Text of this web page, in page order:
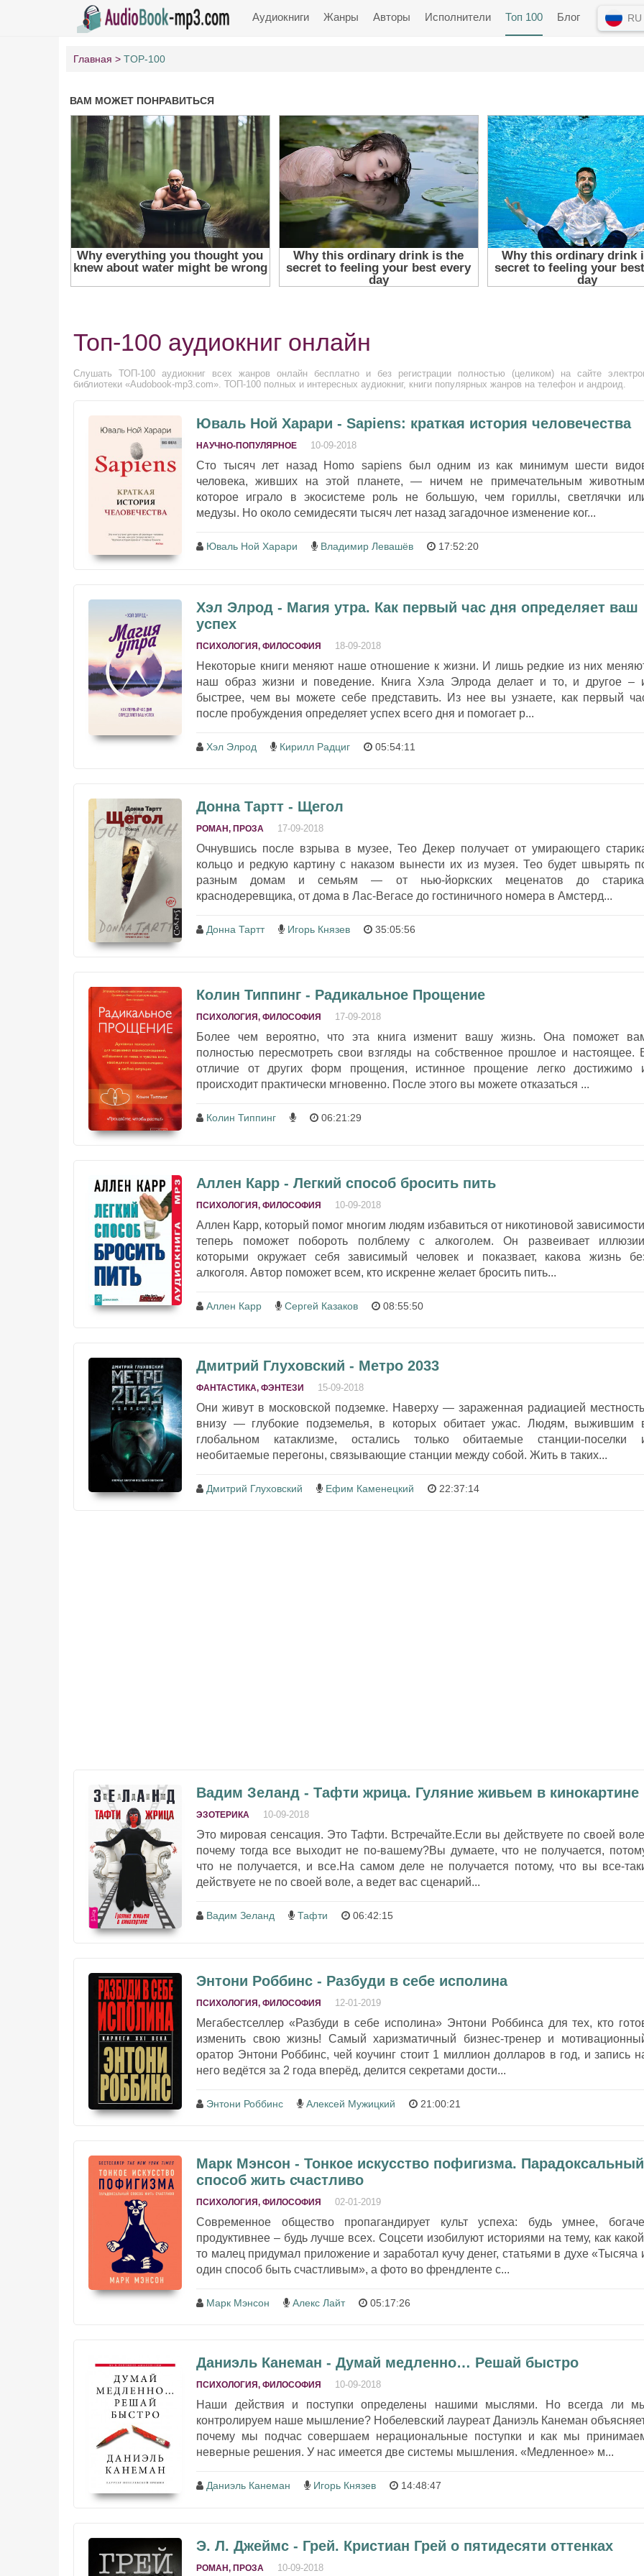
Аудиокниги Жанры Авторы Исполнители Топ 100 Блог RU
Главная TOP-100
Топ-100 аудиокниг онлайн
Слушать ТОП-100 аудиокниг всех жанров онлайн бесплатно и без регистрации полностью (целиком) на сайте
библиотеки «Audobook-mp3.com». ТОП-100 полных и интересных аудиокниг, книги популярных жанров на телефон и андроид.
Юваль Ной Харари - Sapiens: краткая история человечества
НАУЧНО-ПОПУЛЯРНОЕ 10-09-2018
Сто тысяч лет назад Homo sapiens был одним из как минимум шести
человека, живших на этой планете, — ничем не примечательным
которое играло в экосистеме роль не большую, чем гориллы, светлячки
медузы. Но около семидесяти тысяч лет назад загадочное изменение ког...
Юваль Ной Харари Владимир Левашёв 17:52:20
Хэл Элрод - Магия утра. Как первый час дня определяет ваш
успех
ПСИХОЛОГИЯ, ФИЛОСОФИЯ 18-09-2018
Некоторые книги меняют наше отношение к жизни. И лишь редкие из них
наш образ жизни и поведение. Книга Хэла Элрода делает и то, и другое –
быстрее, чем вы можете себе представить. Из нее вы узнаете, как первый
после пробуждения определяет успех всего дня и помогает р...
Хэл Элрод Кирилл Радциг 05:54:11
Донна Тартт - Щегол
РОМАН, ПРОЗА 17-09-2018
Очнувшись после взрыва в музее, Тео Декер получает от умирающего
кольцо и редкую картину с наказом вынести их из музея. Тео будет швырять
разным домам и семьям — от нью-йоркских меценатов до
краснодеревщика, от дома в Лас-Вегасе до гостиничного номера в Амстерд...
Донна Тартт Игорь Князев 35:05:56
Колин Типпинг - Радикальное Прощение
ПСИХОЛОГИЯ, ФИЛОСОФИЯ 17-09-2018
Более чем вероятно, что эта книга изменит вашу жизнь. Она поможет
полностью пересмотреть свои взгляды на собственное прошлое и настоящее.
отличие от других форм прощения, истинное прощение легко достижимо
происходит практически мгновенно. После этого вы можете отказаться ...
Колин Типпинг 06:21:29
Аллен Карр - Легкий способ бросить пить
ПСИХОЛОГИЯ, ФИЛОСОФИЯ 10-09-2018
Аллен Карр, который помог многим людям избавиться от никотиновой
теперь поможет побороть полблему с алкоголем. Он развеивает
которыми окружает себя зависимый человек и показвает, какова жизнь
алкоголя. Автор поможет всем, кто искренне желает бросить пить...
Аллен Карр Сергей Казаков 08:55:50
Дмитрий Глуховский - Метро 2033
ФАНТАСТИКА, ФЭНТЕЗИ 15-09-2018
Они живут в московской подземке. Наверху — зараженная радиацией
внизу — глубокие подземелья, в которых обитает ужас. Людям, выжившим
глобальном катаклизме, остались только обитаемые станции-поселки
необитаемые перегоны, связывающие станции между собой. Жить в таких...
Дмитрий Глуховский Ефим Каменецкий 22:37:14
Вадим Зеланд - Тафти жрица. Гуляние живьем в кинокартине
ЭЗОТЕРИКА 10-09-2018
Это мировая сенсация. Это Тафти. Встречайте.Если вы действуете по своей
почему тогда все выходит не по-вашему?Вы думаете, что не получается,
что не получается, и все.На самом деле не получается потому, что вы все-
действуете не по своей воле, а ведет вас сценарий...
Вадим Зеланд Тафти 06:42:15
Энтони Роббинс - Разбуди в себе исполина
ПСИХОЛОГИЯ, ФИЛОСОФИЯ 12-01-2019
Мегабестселлер «Разбуди в себе исполина» Энтони Роббинса для тех, кто
изменить свою жизнь! Самый харизматичный бизнес-тренер и
оратор Энтони Роббинс, чей коучинг стоит 1 миллион долларов в год, и запись
него ведётся за 2 года вперёд, делится секретами дости...
Энтони Роббинс Алексей Мужицкий 21:00:21
Марк Мэнсон - Тонкое искусство пофигизма. Парадоксальный
способ жить счастливо
ПСИХОЛОГИЯ, ФИЛОСОФИЯ 02-01-2019
Современное общество пропагандирует культ успеха: будь умнее,
продуктивнее – будь лучше всех. Соцсети изобилуют историями на тему, как
то малец придумал приложение и заработал кучу денег, статьями в духе «Тысяча
один способ быть счастливым», а фото во френдленте с...
Марк Мэнсон Алекс Лайт 05:17:26
Даниэль Канеман - Думай медленно… Решай быстро
ПСИХОЛОГИЯ, ФИЛОСОФИЯ 10-09-2018
Наши действия и поступки определены нашими мыслями. Но всегда ли
контролируем наше мышление? Нобелевский лауреат Даниэль Канеман
почему мы подчас совершаем нерациональные поступки и как мы
неверные решения. У нас имеется две системы мышления. «Медленное» м...
Даниэль Канеман Игорь Князев 14:48:47
Э. Л. Джеймс - Грей. Кристиан Грей о пятидесяти оттенках
РОМАН, ПРОЗА 10-09-2018